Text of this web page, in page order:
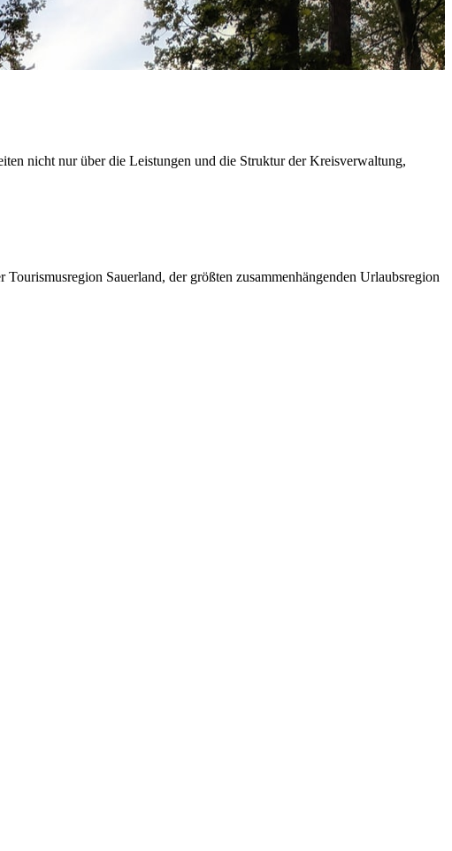
nicht nur über die Leistungen und die Struktur der Kreisverwaltung,
Sauerland, der größten zusammenhängenden Urlaubsregion